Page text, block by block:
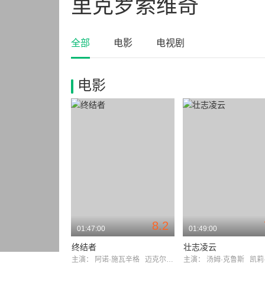
里克罗索维奇
全部 电影 电视剧
电影
8.2
01:47:00
终结者
主演： 阿诺·施瓦辛格 迈克尔·比恩
01:49:00
壮志凌云
主演： 汤姆·克鲁斯 凯莉·麦